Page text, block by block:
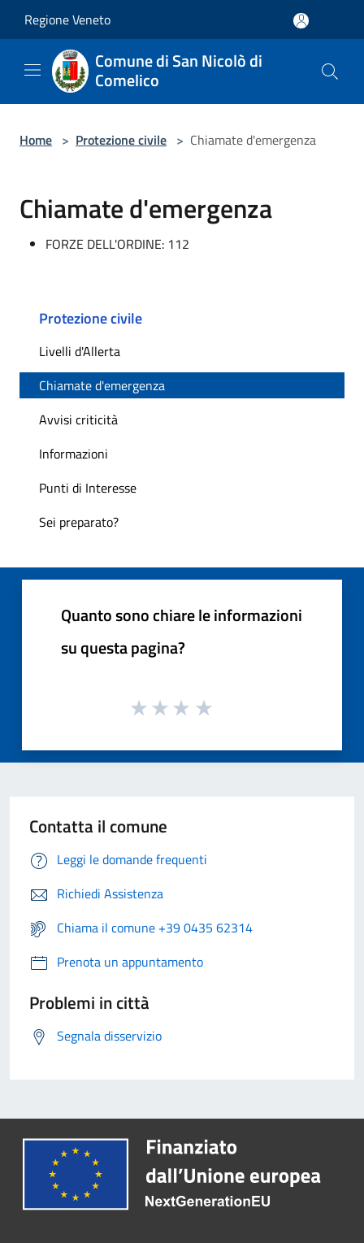
Regione Veneto
Comune di San Nicolò di
Comelico
Home > Protezione civile > Chiamate d'emergenza
Chiamate d'emergenza
FORZE DELL'ORDINE: 112
Protezione civile
Livelli d'Allerta
Chiamate d'emergenza
Avvisi criticità
Informazioni
Punti di Interesse
Sei preparato?
Quanto sono chiare le informazioni
su questa pagina?
Contatta il comune
Leggi le domande frequenti
Richiedi Assistenza
Chiama il comune +39 0435 62314
Prenota un appuntamento
Problemi in città
Segnala disservizio